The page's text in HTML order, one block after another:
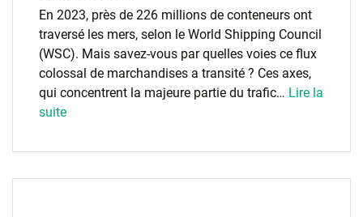
En 2023, près de 226 millions de conteneurs ont
traversé les mers, selon le World Shipping Council
(WSC). Mais savez-vous par quelles voies ce flux
colossal de marchandises a transité ? Ces axes,
qui concentrent la majeure partie du trafic… Lire la
suite